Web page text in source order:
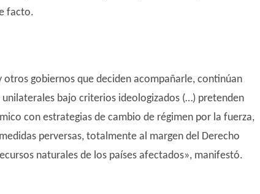
facto.
otros gobiernos que deciden acompañarle, continúan
bajo criterios ideologizados (…) pretenden
con estrategias de cambio de régimen por la fuerza,
perversas, totalmente al margen del Derecho
naturales de los países afectados», manifestó.